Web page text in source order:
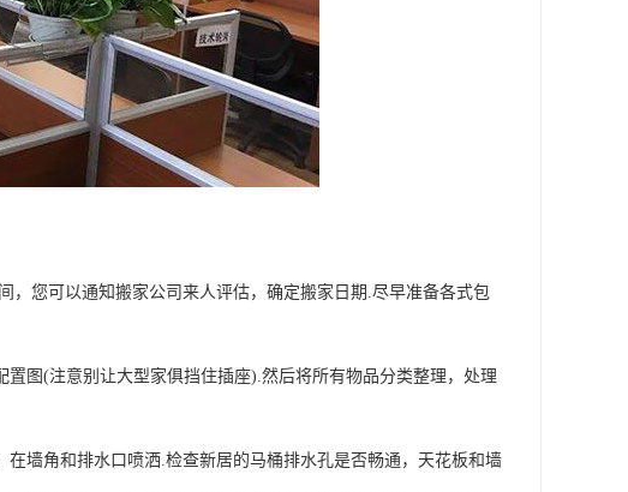
，您可以通知搬家公司来人评估，确定搬家日期.尽早准备各式包
图(注意别让大型家俱挡住插座).然后将所有物品分类整理，处理
墙角和排水口喷洒.检查新居的马桶排水孔是否畅通，天花板和墙